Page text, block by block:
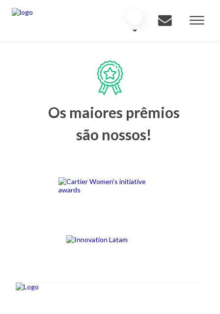
Os maiores prêmios
são nossos!